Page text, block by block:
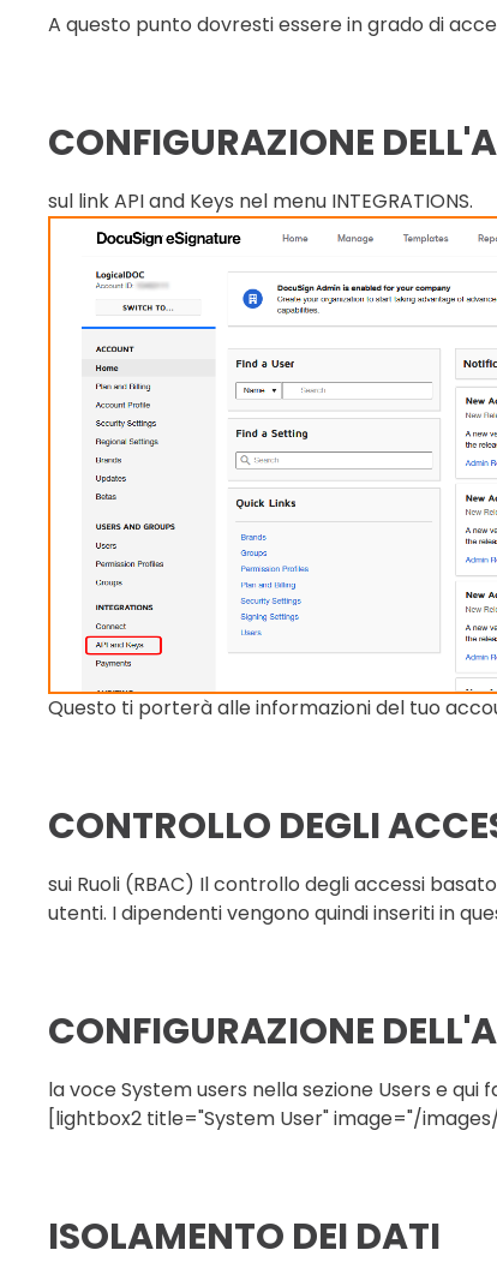
A questo punto dovresti essere in grado di
CONFIGURAZIONE
sul link API and Keys nel menu INTEGRATIONS.
Questo ti porterà alle informazioni del tuo
CONTROLLO DEGLI
sui Ruoli (RBAC) Il controllo degli accessi
utenti. I dipendenti vengono quindi inseriti in
CONFIGURAZIONE
la voce System users nella sezione Users e
[lightbox2 title="System User" image="/
ISOLAMENTO DEI DATI